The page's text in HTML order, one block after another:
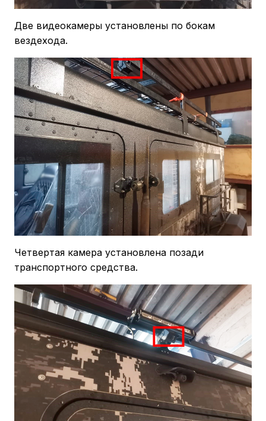
Две видеокамеры установлены по бокам
вездехода.
Четвертая камера установлена позади
транспортного средства.